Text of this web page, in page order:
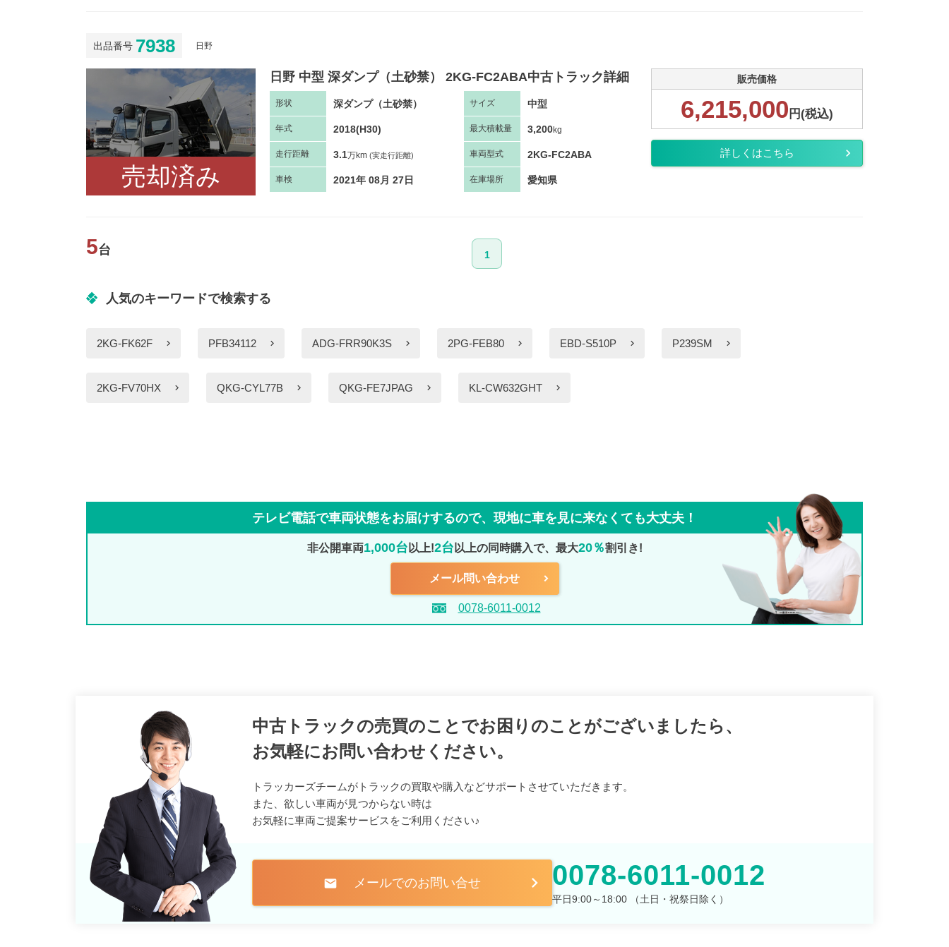
出品番号 7938 日野
売却済み
日野 中型 深ダンプ（土砂禁） 2KG-FC2ABA中古トラック詳細
形状 深ダンプ（土砂禁） サイズ 中型
年式 2018(H30) 最大積載量 3,200kg
走行距離 3.1万km (実走行距離) 車両型式 2KG-FC2ABA
車検 2021年 08月 27日 在庫場所 愛知県
販売価格
6,215,000 円(税込)
詳しくはこちら
5台 1
人気のキーワードで検索する
2KG-FK62F PFB34112 ADG-FRR90K3S 2PG-FEB80 EBD-S510P P239SM
2KG-FV70HX QKG-CYL77B QKG-FE7JPAG KL-CW632GHT
テレビ電話で車両状態をお届けするので、 現地に車を見に来なくても大丈夫！
非公開車両1,000台 以上!2台 以上の同時購入で、最大20％割引き!
メール問い合わせ
0078-6011-0012
中古トラックの売買のことでお困りのことがございましたら、
お気軽にお問い合わせください。
トラッカーズチームがトラックの買取や購入などサポートさせていただきます。
また、欲しい車両が見つからない時は
お気軽に車両ご提案サービスをご利用ください♪
mail メールでのお問い合せ 0078-6011-0012
平日9:00～18:00 （土日・祝祭日除く）